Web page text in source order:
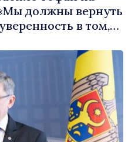
должны вернуть
в том,